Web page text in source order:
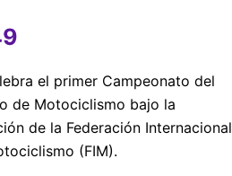
el primer Campeonato del
de Motociclismo bajo la
de la Federación Internacional
(FIM).